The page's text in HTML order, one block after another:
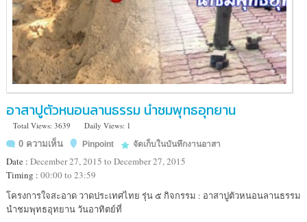
อาสาปูตัวหนอนลานธรรม นำชมพุทธอุทยาน
Total Views: 3639
Daily Views: 1
0 ความเห็น
Pinpoint จัดเก็บในบันทึกงานอาสา
Date : December 27, 2015 to December 27, 2015
Timing : 00:00 to 23:59
Location
:
โครงการใจสะอาด วาดประเทศไทย รุ่น ๕ กิจกรรม : อาสาปูตัวหนอนลานธรรม
นำชมพุทธอุทยาน วันอาทิตย์ที่